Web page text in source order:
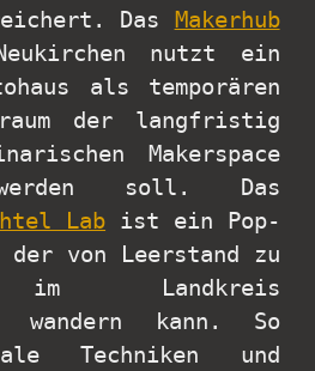
Das
Makerhub
nutzt ein
als temporären
der langfristig
Makerspace
soll. Das
Lab ist ein Pop-
der von Leerstand zu
im Landkreis
wandern kann. So
Techniken und